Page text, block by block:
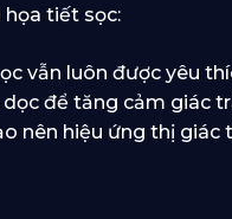
họa tiết sọc:
vẫn luôn được yêu
để tăng cảm giác
nên hiệu ứng thị giác